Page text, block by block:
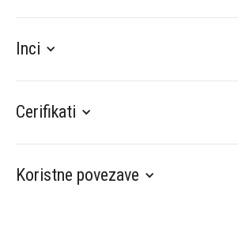
Inci
Cerifikati
Koristne povezave